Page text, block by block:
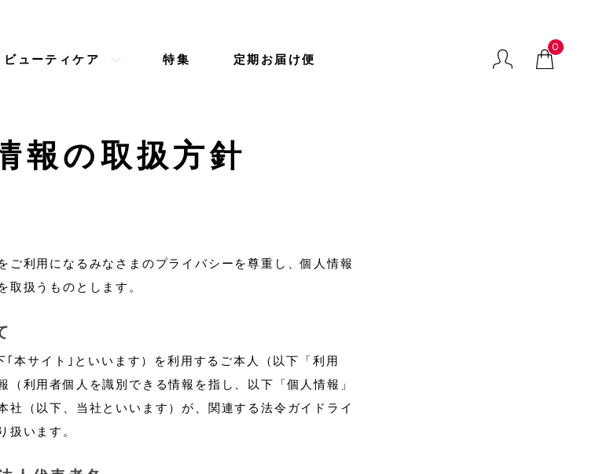
菌 シロタ株 ビフィズス菌 ＢＹ株 ガラクトオリゴ糖
全ての健康食品商品をみる
ビューティケア 特集 定期お届け便
0
報の取扱方針
ご利用になるみなさまのプライバシーを尊重し、個人情報
取扱うものとします。
本サイト｣といいます）を利用するご本人（以下「利用
利用者個人を識別できる情報を指し、以下「個人情報」
社（以下、当社といいます）が、関連する法令ガイドライ
扱います。